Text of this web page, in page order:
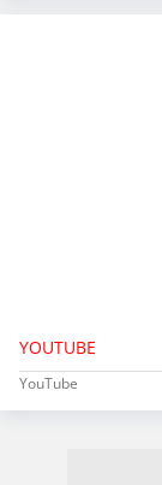
YOUTUBE
YouTube